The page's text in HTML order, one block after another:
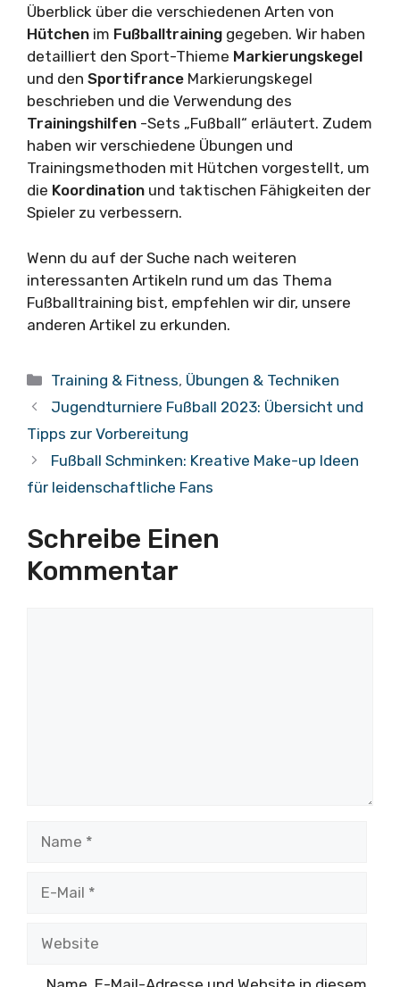
Überblick über die verschiedenen Arten von
Hütchen im Fußballtraining gegeben. Wir haben
detailliert den Sport-Thieme Markierungskegel
und den Sportifrance Markierungskegel
beschrieben und die Verwendung des
Trainingshilfen -Sets „Fußball“ erläutert. Zudem
haben wir verschiedene Übungen und
Trainingsmethoden mit Hütchen vorgestellt, um
die Koordination und taktischen Fähigkeiten der
Spieler zu verbessern.
Wenn du auf der Suche nach weiteren
interessanten Artikeln rund um das Thema
Fußballtraining bist, empfehlen wir dir, unsere
anderen Artikel zu erkunden.
Kategorien
Training & Fitness, Übungen & Techniken
Jugendturniere Fußball 2023: Übersicht und
Tipps zur Vorbereitung
Fußball Schminken: Kreative Make-up Ideen
für leidenschaftliche Fans
Schreibe Einen
Kommentar